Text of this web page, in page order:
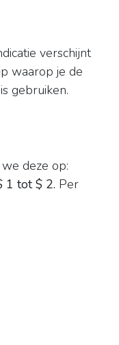
verschijnt
waarop je de
gebruiken.
deze op:
1 tot $ 2. Per